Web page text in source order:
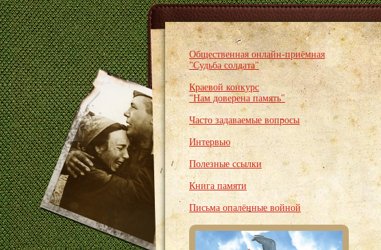
Общественная онлайн-приёмная
"Судьба солдата"
Краевой конкурс
"Нам доверена память"
Часто задаваемые вопросы
Интервью
Полезные ссылки
Книга памяти
Письма опалённые войной